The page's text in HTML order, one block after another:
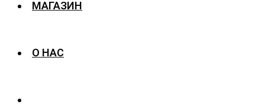
МАГАЗИН
О НАС